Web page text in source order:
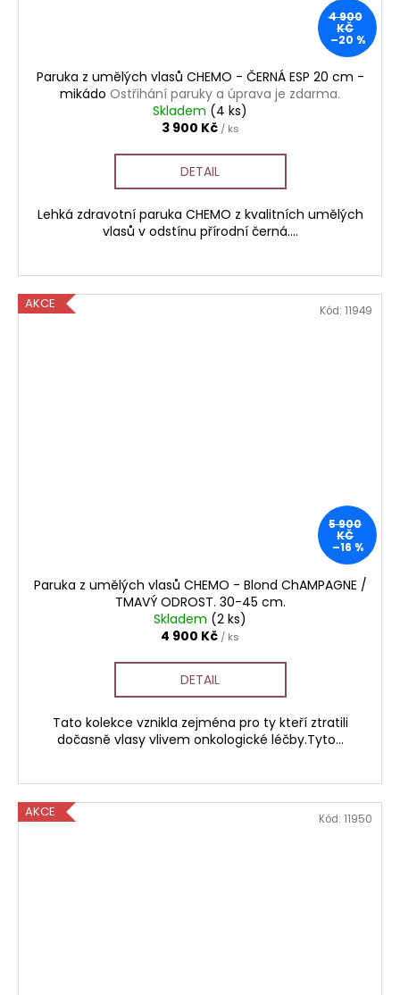
4 900
KČ
–20 %
Paruka z umělých vlasů CHEMO - ČERNÁ ESP 20 cm -
mikádo Ostřihání paruky a úprava je zdarma.
Skladem (4 ks)
3 900 Kč / ks
DETAIL
Lehká zdravotní paruka CHEMO z kvalitních umělých
vlasů v odstínu přírodní černá....
AKCE
5 900
KČ
–16 %
Paruka z umělých vlasů CHEMO - Blond ChAMPAGNE /
TMAVÝ ODROST. 30-45 cm.
Skladem (2 ks)
4 900 Kč / ks
DETAIL
Tato kolekce vznikla zejména pro ty kteří ztratili
dočasně vlasy vlivem onkologické léčby.Tyto...
Kód: 11949
AKCE Kód: 11950